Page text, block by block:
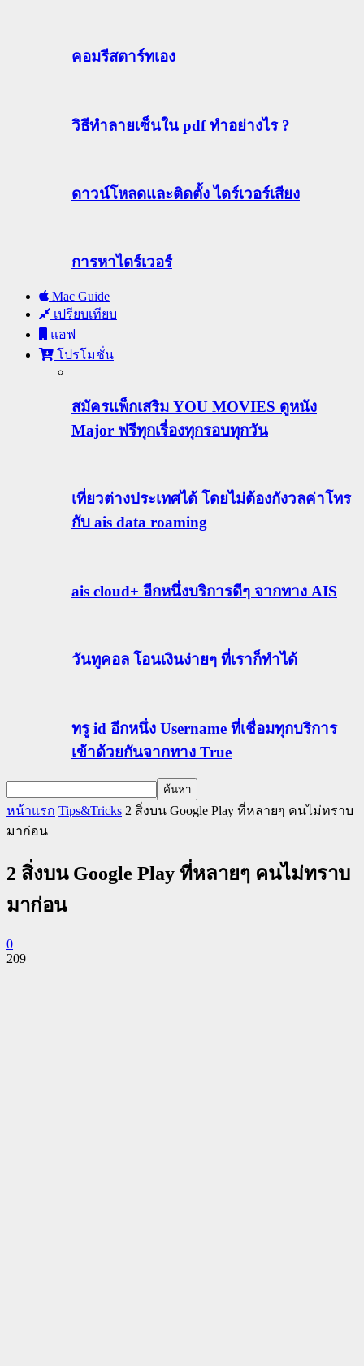
คอมรีสตาร์ทเอง
วิธีทําลายเซ็นใน pdf ทำอย่างไร ?
ดาวน์โหลดและติดตั้ง ไดร์เวอร์เสียง
การหาไดร์เวอร์
Mac Guide
เปรียบเทียบ
แอฟ
โปรโมชั่น
สมัครแพ็กเสริม YOU MOVIES ดูหนัง
Major ฟรีทุกเรื่องทุกรอบทุกวัน
เที่ยวต่างประเทศได้ โดยไม่ต้องกังวลค่าโทร
กับ ais data roaming
ais cloud+ อีกหนึ่งบริการดีๆ จากทาง AIS
วันทูคอล โอนเงินง่ายๆ ที่เราก็ทำได้
ทรู id อีกหนึ่ง Username ที่เชื่อมทุกบริการ
เข้าด้วยกันจากทาง True
หน้าแรก Tips&Tricks 2 สิ่งบน Google Play ที่หลายๆ คนไม่ทราบ
มาก่อน
2 สิ่งบน Google Play ที่หลายๆ คนไม่ทราบ
มาก่อน
0
209